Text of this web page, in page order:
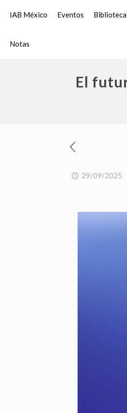
IAB México Eventos Biblioteca
Notas
El
29/09/2025